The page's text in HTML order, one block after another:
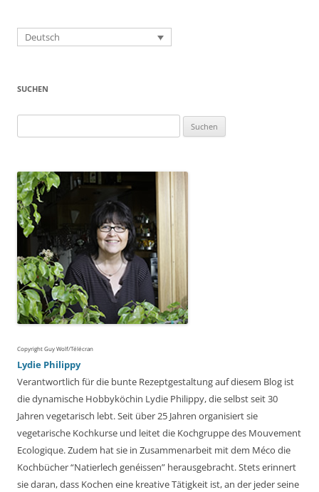
Deutsch
SUCHEN
nach:
Copyright Guy Wolf/Télécran
Lydie Philippy
Verantwortlich für die bunte Rezeptgestaltung auf diesem Blog ist
die dynamische Hobbyköchin Lydie Philippy, die selbst seit 30
Jahren vegetarisch lebt. Seit über 25 Jahren organisiert sie
vegetarische Kochkurse und leitet die Kochgruppe des Mouvement
Ecologique. Zudem hat sie in Zusammenarbeit mit dem Méco die
Kochbücher “Natierlech genéissen” herausgebracht. Stets erinnert
sie daran, dass Kochen eine kreative Tätigkeit ist, an der jeder seine